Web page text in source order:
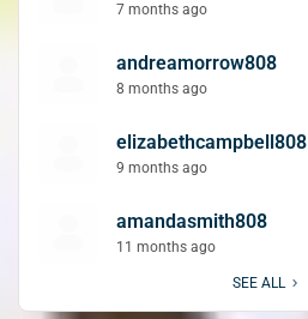
7 months ago
andreamorrow808
8 months ago
elizabethcampbell808
9 months ago
amandasmith808
11 months ago
SEE ALL